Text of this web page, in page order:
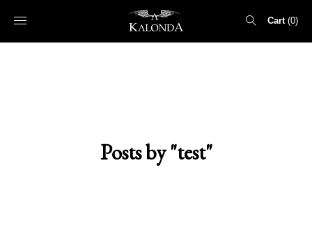
Cart 0
Posts by "test"